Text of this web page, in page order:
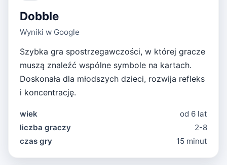
Dobble
Wyniki w Google
Szybka gra spostrzegawczości, w której gracze
muszą znaleźć wspólne symbole na kartach.
Doskonała dla młodszych dzieci, rozwija refleks
i koncentrację.
wiek
od 6 lat
liczba graczy
2-8
czas gry
15 minut